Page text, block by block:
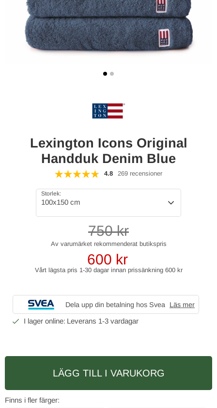
Lexington Icons Original
Handduk Denim Blue
4.8 269 recensioner
Storlek:
100x150 cm
750kr
600 kr
Vårt lägsta pris 1-30 dagar innan prissänkning 600 kr
Dela upp din betalning hos Svea Läs mer
1-3 vardagar
LÄGG TILL I VARUKORG
Finns i fler färger: